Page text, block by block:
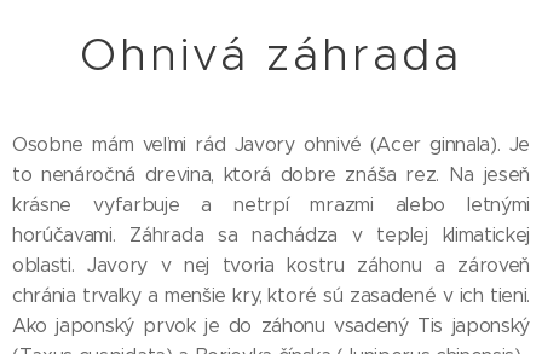
Ohnivá záhrada
Osobne mám veľmi rád Javory ohnivé (Acer ginnala). Je
to nenáročná drevina, ktorá dobre znáša rez. Na jeseň
krásne vyfarbuje a netrpí mrazmi alebo letnými
horúčavami. Záhrada sa nachádza v teplej klimatickej
oblasti. Javory v nej tvoria kostru záhonu a zároveň
chránia trvalky a menšie kry, ktoré sú zasadené v ich tieni.
Ako japonský prvok je do záhonu vsadený Tis japonský